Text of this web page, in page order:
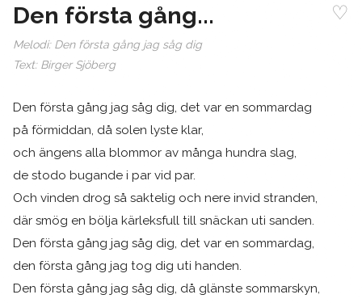
Den första gång... ♡
Melodi: Den första gång jag såg dig
Text: Birger Sjöberg
Den första gång jag såg dig, det var en sommardag
på förmiddan, då solen lyste klar,
och ängens alla blommor av många hundra slag,
de stodo bugande i par vid par.
Och vinden drog så saktelig och nere invid stranden,
där smög en bölja kärleksfull till snäckan uti sanden.
Den första gång jag såg dig, det var en sommardag,
den första gång jag tog dig uti handen.
Den första gång jag såg dig, då glänste sommarskyn,